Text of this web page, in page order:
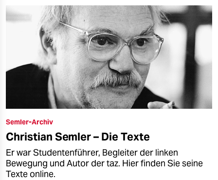
Semler-Archiv
Christian Semler – Die Texte
Er war Studentenführer, Begleiter der linken
Bewegung und Autor der taz. Hier finden Sie seine
Texte online.